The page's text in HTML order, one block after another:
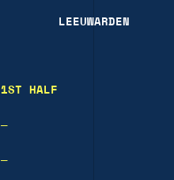
LEEUWARDEN
1ST HALF
—
—